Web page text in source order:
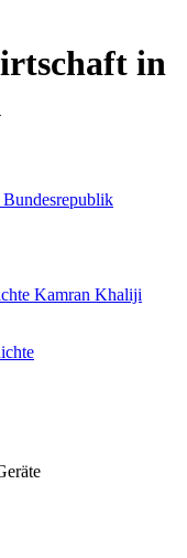
in
Kamran Khaliji